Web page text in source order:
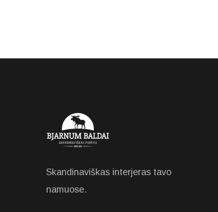
Skandinaviškas interjeras tavo
namuose.